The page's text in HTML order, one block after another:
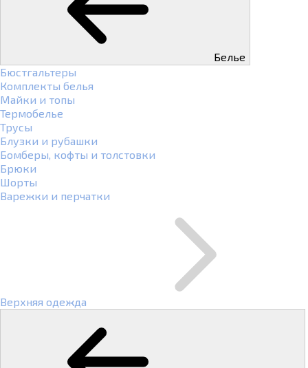
Белье
Бюстгальтеры
Комплекты белья
Майки и топы
Термобелье
Трусы
Блузки и рубашки
Бомберы, кофты и толстовки
Брюки
Шорты
Варежки и перчатки
Верхняя одежда